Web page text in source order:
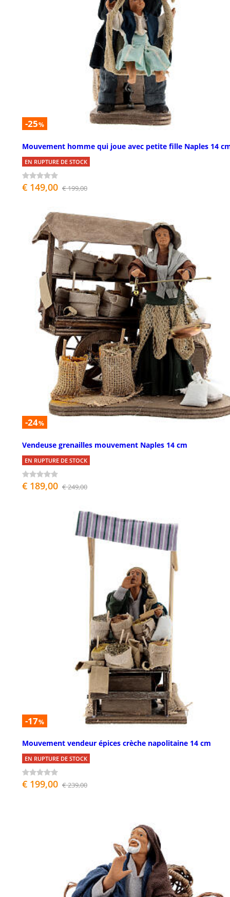
-25%
Mouvement homme qui joue avec petite fille Naples 14
EN RUPTURE DE STOCK
€ 149,00 € 199,00
-24%
Vendeuse grenailles mouvement Naples 14 cm
EN RUPTURE DE STOCK
€ 189,00 € 249,00
-17%
Mouvement vendeur épices crèche napolitaine 14 cm
EN RUPTURE DE STOCK
€ 199,00 € 239,00